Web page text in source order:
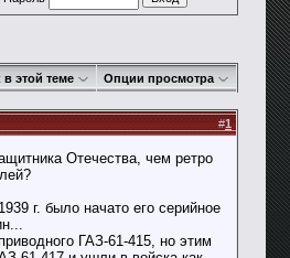
в этой теме Опции просмотра
#1
Отечества, чем ретро
г. было начато его серийное
ГАЗ-61-415, но этим